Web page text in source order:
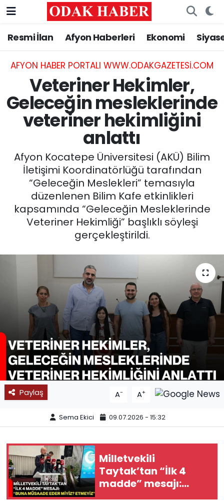
Resmi İlan Afyon Haberleri Ekonomi
AFYON HABER PORTALI WWW.ODAKGAZETESI.COM
Veteriner Hekimler,
Geleceğin mesleklerinde
veteriner hekimliğini
anlattı
Afyon Kocatepe Üniversitesi (AKÜ) Bilim
İletişimi Koordinatörlüğü tarafından
“Geleceğin Meslekleri” temasıyla
düzenlenen Bilim Kafe etkinlikleri
kapsamında “Geleceğin Mesleklerinde
Veteriner Hekimliği” başlıklı söyleşi
gerçekleştirildi.
Paylaş A- A+
Sema Ekici 09.07.2026 - 15:32
Milletvekili
Taytak’tan “İlk 4
madde” mesajı:
“Buna müsaade eder
AFYONKARAHİSAR HABERLERİ
Resmi İlan
ASAYİŞ
GÜNCEL
EĞİTİM
MAGAZİN
SAĞLIK
Nöbetçi Eczaneler
Hava Durumu
Trafik Durumu
Süper Lig Puan Durumu ve Fikstür
Tüm Manşetler
Son Dakika Haberleri
Haber Arşivi